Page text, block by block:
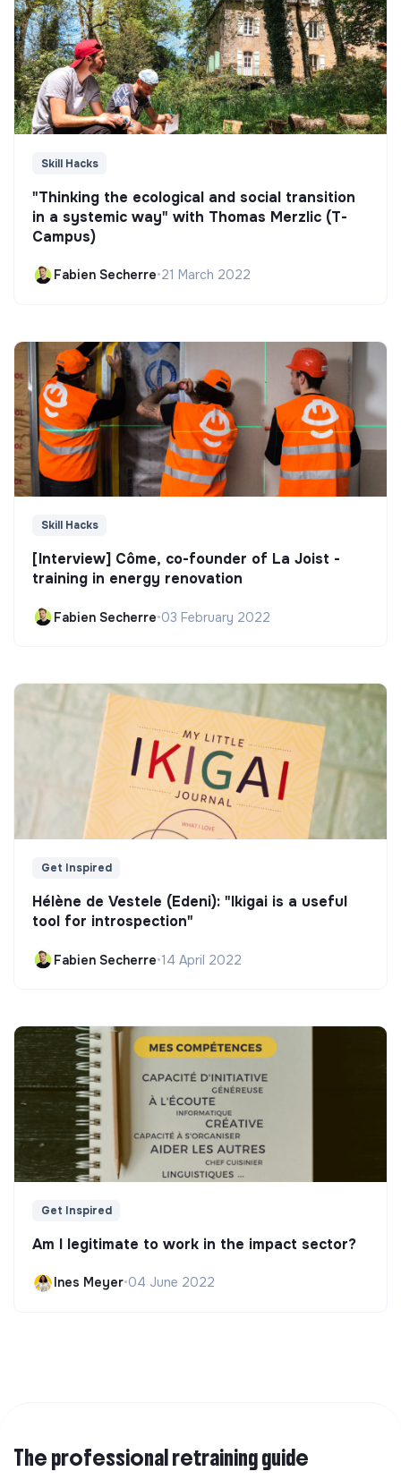
Skill Hacks
"Thinking the ecological and social transition
in a systemic way" with Thomas Merzlic (T-
Campus)
Fabien Secherre•21 March 2022
Skill Hacks
[Interview] Côme, co-founder of La Joist -
training in energy renovation
Fabien Secherre•03 February 2022
Get Inspired
Hélène de Vestele (Edeni): "Ikigai is a useful
tool for introspection"
Fabien Secherre•14 April 2022
Get Inspired
Am I legitimate to work in the impact sector?
Ines Meyer•04 June 2022
The professional retraining guide